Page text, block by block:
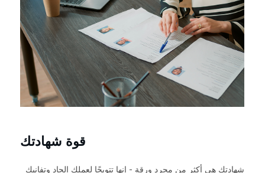
قوة شهادتك
شهادتك هي أكثر من مجرد ورقة - إنها تتويجًا لعملك الجاد وتفانيك